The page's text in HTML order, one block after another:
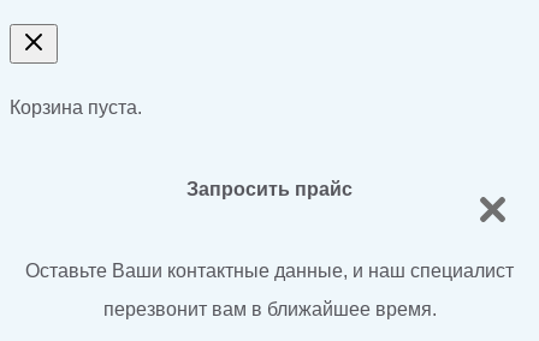
Корзина пуста.
Запросить прайс
Оставьте Ваши контактные данные, и наш специалист
перезвонит вам в ближайшее время.